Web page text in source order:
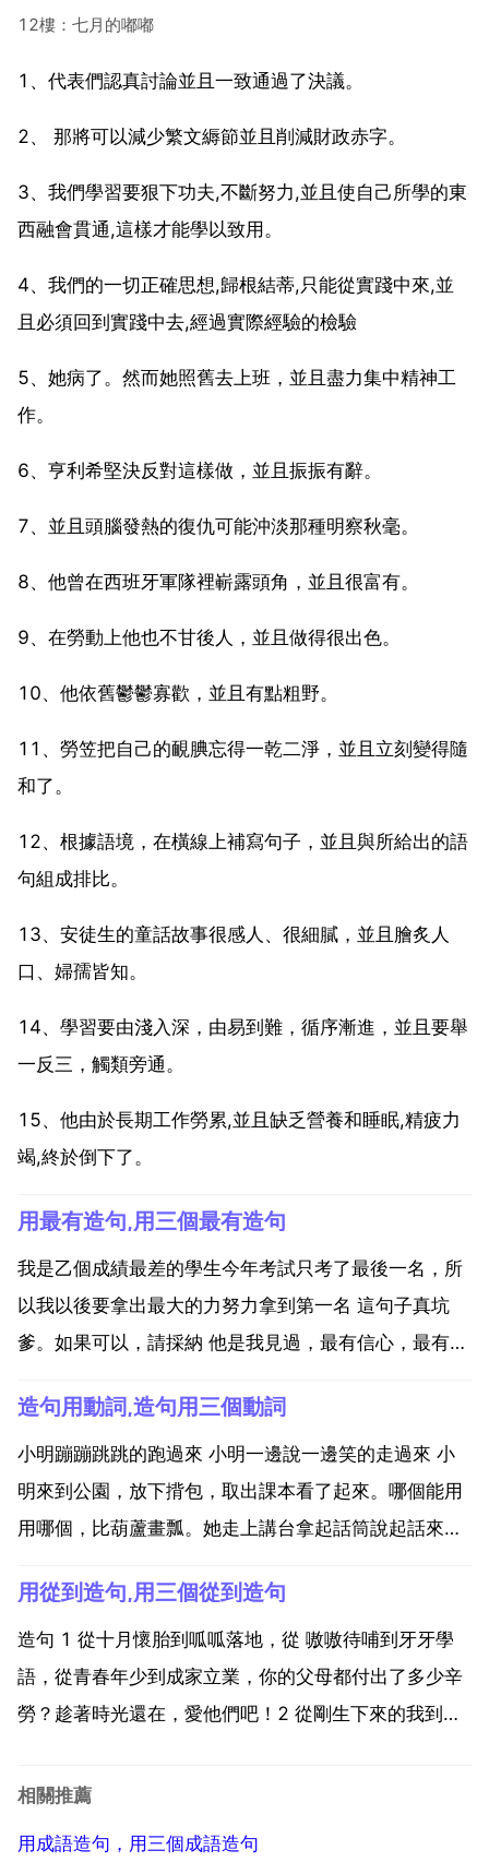
12樓：七月的嘟嘟
1、代表們認真討論並且一致通過了決議。
2、 那將可以減少繁文縟節並且削減財政赤字。
3、我們學習要狠下功夫,不斷努力,並且使自己所學的東
西融會貫通,這樣才能學以致用。
4、我們的一切正確思想,歸根結蒂,只能從實踐中來,並
且必須回到實踐中去,經過實際經驗的檢驗
5、她病了。然而她照舊去上班，並且盡力集中精神工
作。
6、亨利希堅決反對這樣做，並且振振有辭。
7、並且頭腦發熱的復仇可能沖淡那種明察秋毫。
8、他曾在西班牙軍隊裡嶄露頭角，並且很富有。
9、在勞動上他也不甘後人，並且做得很出色。
10、他依舊鬱鬱寡歡，並且有點粗野。
11、勞笠把自己的靦腆忘得一乾二淨，並且立刻變得隨
和了。
12、根據語境，在橫線上補寫句子，並且與所給出的語
句組成排比。
13、安徒生的童話故事很感人、很細膩，並且膾炙人
口、婦孺皆知。
14、學習要由淺入深，由易到難，循序漸進，並且要舉
一反三，觸類旁通。
15、他由於長期工作勞累,並且缺乏營養和睡眠,精疲力
竭,終於倒下了。
用最有造句,用三個最有造句
我是乙個成績最差的學生今年考試只考了最後一名，所
以我以後要拿出最大的力努力拿到第一名 這句子真坑
爹。如果可以，請採納 他是我見過，最有信心，最有勇
色，最有藝術感的！故鄉的水最清 最明淨，而且也是最
美的。最有才華的人最有能力難道不是最可愛的人？最
有創新精神...
造句用動詞,造句用三個動詞
小明蹦蹦跳跳的跑過來 小明一邊說一邊笑的走過來 小
明來到公園，放下揹包，取出課本看了起來。哪個能用
用哪個，比葫蘆畫瓢。她走上講台拿起話筒說起話來。
師走上講台拿起話筒說起話來。2 弟弟開啟書包，拿出
一本作業本，認真地做起作業來。3 我一邊聽著 一邊
在...
用從到造句,用三個從到造句
造句 1 從十月懷胎到呱呱落地，從 嗷嗷待哺到牙牙學
語，從青春年少到成家立業，你的父母都付出了多少辛
勞？趁著時光還在，愛他們吧！2 從剛生下來的我到會
有家有事業的我。3 從剛生下來到年幼，從童年到青
相關推薦
用成語造句，用三個成語造句